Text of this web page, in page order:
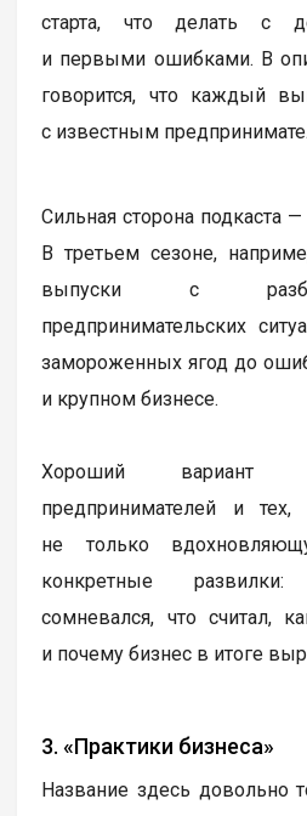
старта, что делать с
и первыми ошибками. В
говорится, что каждый
с известным
Сильная сторона подкаста
В третьем сезоне,
выпуски с
предпринимательских
замороженных ягод до
и крупном бизнесе.
Хороший вариант
предпринимателей и
не только
конкретные
сомневался, что считал,
и почему бизнес в итоге
3. «Практики бизнеса»
Название здесь довольно